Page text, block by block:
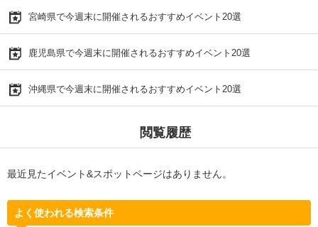
宮崎県で今週末に開催されるおすすめイベント20選
鹿児島県で今週末に開催されるおすすめイベント20選
沖縄県で今週末に開催されるおすすめイベント20選
閲覧履歴
最近見たイベント&スポットページはありません。
よく使われる検索条件